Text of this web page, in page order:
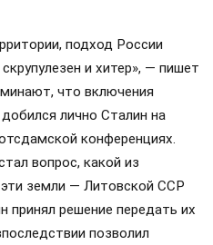
подход России
и хитер», — пишет
что включения
лично Сталин на
конференциях.
вопрос, какой из
земли — Литовской ССР
принял решение передать их
позволил